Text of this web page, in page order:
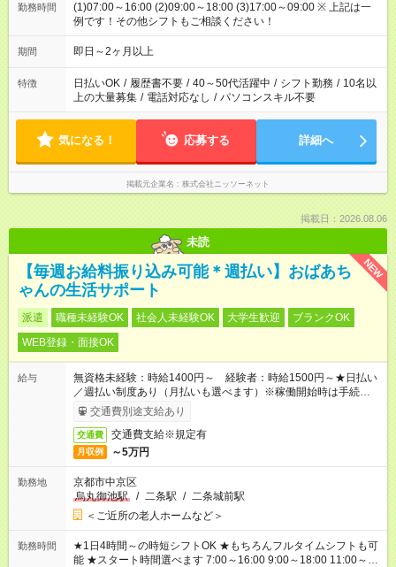
勤務時間
(1)07:00～16:00 (2)09:00～18:00 (3)17:00～09:00 ※ 上記は一
例です！その他シフトもご相談ください！
期間 即日～2ヶ月以上
特徴 日払いOK / 履歴書不要 / 40～50代活躍中 / シフト勤務 / 10名以
上の大量募集 / 電話対応なし / パソコンスキル不要
気になる！ 応募する 詳細へ
掲載元企業名 株式会社ニッソーネット
掲載日：2026.08.06
未読
NEW
【毎週お給料振り込み可能＊週払い】おばあち
ゃんの生活サポート
派遣 職種未経験OK 社会人未経験OK 大学生歓迎
ブランクOK
WEB登録・面接OK
給与
無資格未経験：時給1400円～ 経験者：時給1500円～★日払い
／週払い制度あり（月払いも選べます）※稼働開始時は手続き完
了次第のお支払いとなります。
交通費別途支給あり
交通費 交通費支給※規定有
月収例 ～5万円
勤務地
京都市中京区
烏丸御池駅
/ 二条駅 / 二条城前駅
＜ご近所の老人ホームなど＞
勤務時間
★1日4時間～の時短シフトOK ★もちろんフルタイムシフトも可
能 ★スタート時間選べます 7:00～16:00 9:00～18:00 11:00～